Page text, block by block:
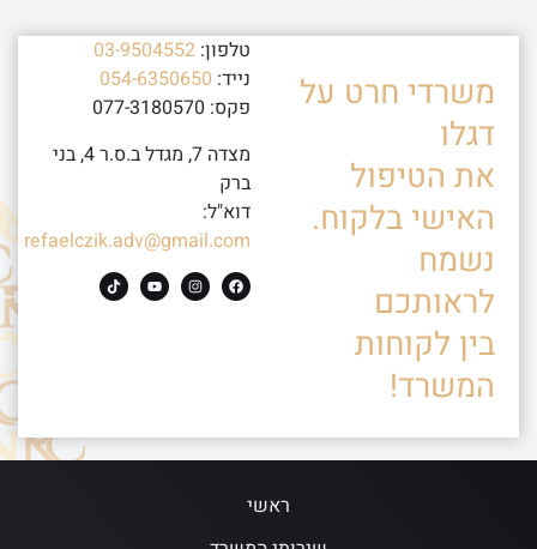
משרדי חרט על
דגלו
את הטיפול
האישי בלקוח.
נשמח
לראותכם
בין לקוחות
המשרד!
טלפון: 03-9504552
נייד: 054-6350650
פקס: 077-3180570
מצדה 7, מגדל ב.ס.ר 4, בני
ברק
דוא"ל:
refaelczik.adv@gmail.com
ראשי